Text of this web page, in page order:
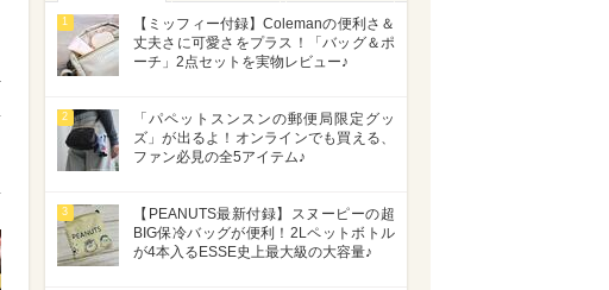
1
【ミッフィー付録】Colemanの便利さ＆
丈夫さに可愛さをプラス！「バッグ＆ポ
ーチ」2点セットを実物レビュー♪
2
「パペットスンスンの郵便局限定グッ
ズ」が出るよ！オンラインでも買える、
ファン必見の全5アイテム♪
3
【PEANUTS最新付録】スヌーピーの超
BIG保冷バッグが便利！2Lペットボトル
が4本入るESSE史上最大級の大容量♪